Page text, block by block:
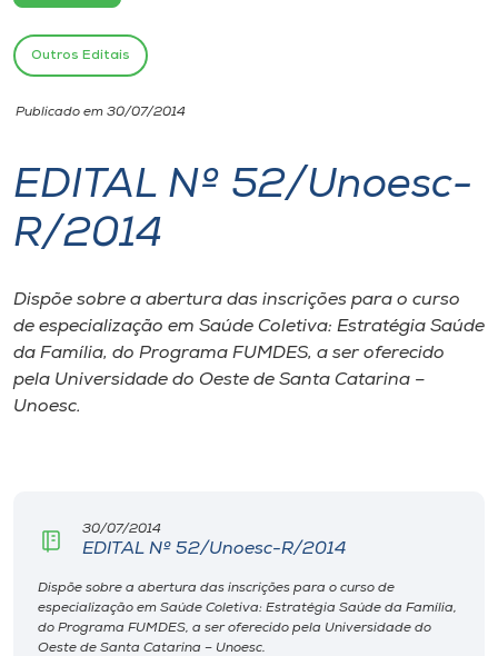
Portal de Ensino
Unoesc
Internacionalização
I.nova
Diplomados
Cultura
Editora
Rádio
Outros Editais
Publicado em 30/07/2014
EDITAL Nº 52/Unoesc-
R/2014
Dispõe sobre a abertura das inscrições para o curso
de especialização em Saúde Coletiva: Estratégia Saúde
da Família, do Programa FUMDES, a ser oferecido
pela Universidade do Oeste de Santa Catarina –
Unoesc.
30/07/2014
EDITAL Nº 52/Unoesc-R/2014
Dispõe sobre a abertura das inscrições para o curso de
especialização em Saúde Coletiva: Estratégia Saúde da Família,
do Programa FUMDES, a ser oferecido pela Universidade do
Oeste de Santa Catarina – Unoesc.